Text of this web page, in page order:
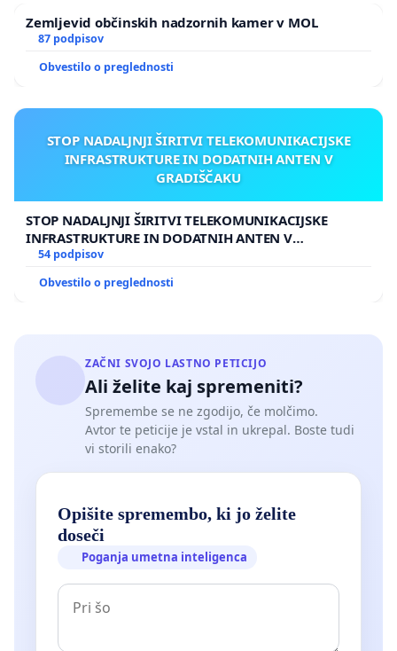
podjetje, specializirano za nujno medicinsko pomoč
in prevoze s helikopterji,
- Scandinavian MediCopter (Švedska): Ta švedski
Podprite peticijo za takojšnjo ureditev področja
medicinskih helikopterskih prevozov v Sloveniji in
zagotovitev najboljše možne zdravstvene oskrbe za
vse državljane.
Hvala za vašo podporo.
Zemljevid občinskih nadzornih kamer v MOL
87 podpisov
Obvestilo o preglednosti
STOP NADALJNJI ŠIRITVI TELEKOMUNIKACIJSKE
INFRASTRUKTURE IN DODATNIH ANTEN V
GRADIŠČAKU
STOP NADALJNJI ŠIRITVI TELEKOMUNIKACIJSKE
INFRASTRUKTURE IN DODATNIH ANTEN V
GRADIŠČAKU
54 podpisov
Obvestilo o preglednosti
ZAČNI SVOJO LASTNO PETICIJO
Ali želite kaj spremeniti?
Spremembe se ne zgodijo, če molčimo.
Avtor te peticije je vstal in ukrepal. Boste tudi
vi storili enako?
Opišite spremembo, ki jo želite
doseči
Poganja umetna inteligenca